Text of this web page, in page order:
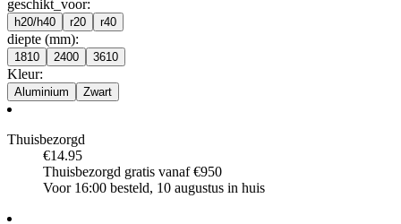
geschikt_voor:
h20/h40 r20 r40
diepte (mm):
1810 2400 3610
Kleur:
Aluminium Zwart
Thuisbezorgd
€14.95
Thuisbezorgd gratis vanaf €950
Voor 16:00 besteld, 10 augustus in huis